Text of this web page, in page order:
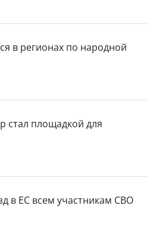
в регионах по народной
стал площадкой для
в ЕС всем участникам СВО